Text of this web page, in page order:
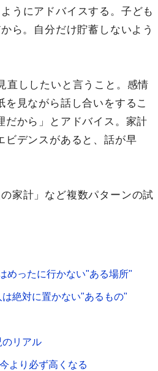
うにアドバイスする。子ども
ら。自分だけ貯蓄しないよう
直ししたいと言うこと。感情
見ながら話し合いをするこ
だから」とアドバイス。家計
ビデンスがあると、話が早
家計」など複数パターンの試
めったに行かない"ある場所"
絶対に置かない"あるもの"
のリアル
より必ず高くなる